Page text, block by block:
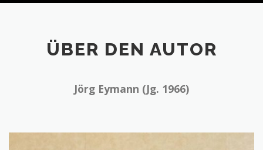
ÜBER DEN AUTOR
Jörg Eymann (Jg. 1966)